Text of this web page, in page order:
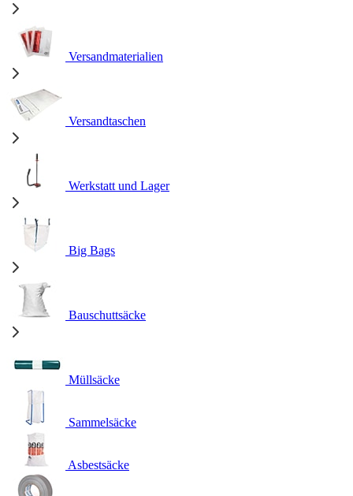
Versandmaterialien
Versandtaschen
Werkstatt und Lager
Big Bags
Bauschuttsäcke
Müllsäcke
Sammelsäcke
Asbestsäcke